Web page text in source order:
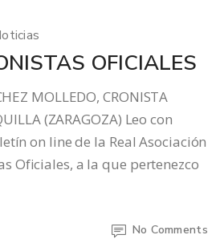
OFICIALES
MOLLEDO, CRONISTA
(ZARAGOZA) Leo con
on line de la Real Asociación
Oficiales, a la que pertenezco
No Comments